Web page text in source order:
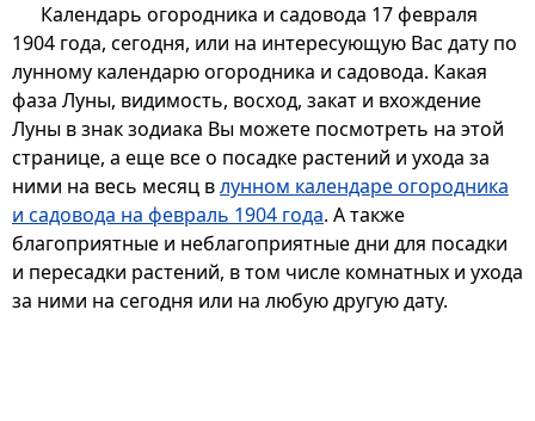
Календарь огородника и садовода 17 февраля
1904 года, сегодня, или на интересующую Вас дату по
лунному календарю огородника и садовода. Какая
фаза Луны, видимость, восход, закат и вхождение
Луны в знак зодиака Вы можете посмотреть на этой
странице, а еще все о посадке растений и ухода за
ними на весь месяц влунном календаре огородника
и садовода на февраль 1904 года. А также
благоприятные и неблагоприятные дни для посадки
и пересадки растений, в том числе комнатных и ухода
за ними на сегодня или на любую другую дату.